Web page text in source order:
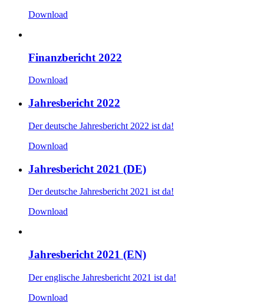
Download
Finanzbericht 2022
Download
Jahresbericht 2022
Der deutsche Jahresbericht 2022 ist da!
Download
Jahresbericht 2021 (DE)
Der deutsche Jahresbericht 2021 ist da!
Download
Jahresbericht 2021 (EN)
Der englische Jahresbericht 2021 ist da!
Download